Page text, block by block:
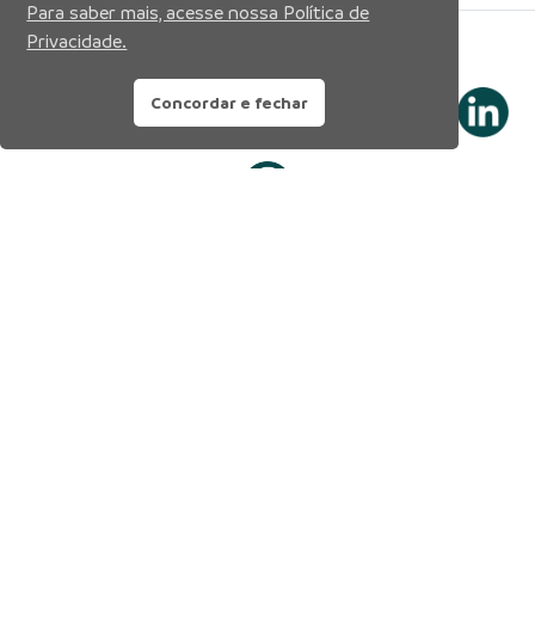
Para saber mais, acesse nossa Política de
Privacidade.
Concordar e fechar